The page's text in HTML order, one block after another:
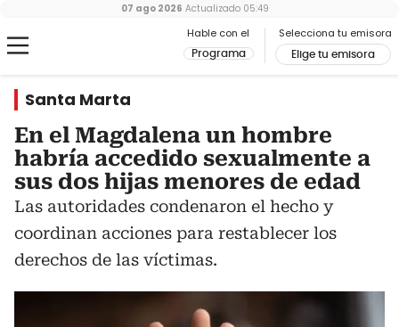
Hable con el
Programa
Selecciona tu emisora
Elige tu emisora
07 ago 2026 Actualizado 05:49
Santa Marta
En el Magdalena un hombre
habría accedido sexualmente a
sus dos hijas menores de edad
Las autoridades condenaron el hecho y
coordinan acciones para restablecer los
derechos de las víctimas.